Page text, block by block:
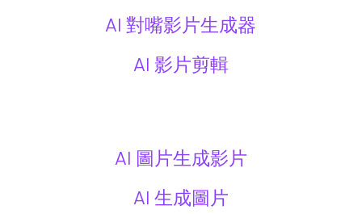
AI 對嘴影片生成器
AI 影片剪輯
AI 圖片生成影片
AI 生成圖片